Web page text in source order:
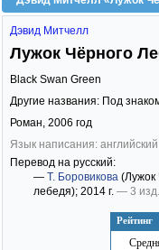
Рейтинг
Дэвид Митчелл
Лужок Чёрного
Black Swan Green
Другие названия: Под
Роман, 2006 год
Язык написания: английский
Перевод на русский:
— Т. Боровикова (Лужок
лебедя); 2014 г. — 3 изд.